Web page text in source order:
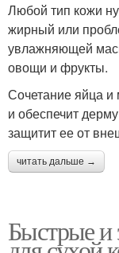
Любой тип кожи
жирный или
увлажняющей
овощи и фрукты.
Сочетание яйца и
и обеспечит
защитит ее от
читать дальше →
Быстрые и